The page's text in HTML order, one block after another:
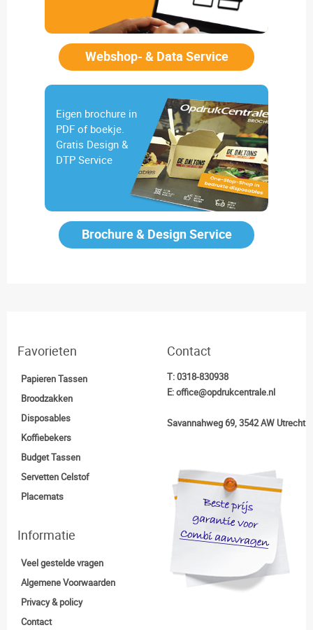
Webshop- & Data Service
Eigen brochure in
PDF of boekje.
Gratis Design &
DTP Service
Brochure & Design Service
Favorieten
Papieren Tassen
Broodzakken
Disposables
Koffiebekers
Budget Tassen
Servetten Celstof
Placemats
Contact
T:0318-830938
E:office@opdrukcentrale.nl
Savannahweg 69, 3542 AW Utrecht
Informatie
Veel gestelde vragen
Algemene Voorwaarden
Privacy & policy
Contact